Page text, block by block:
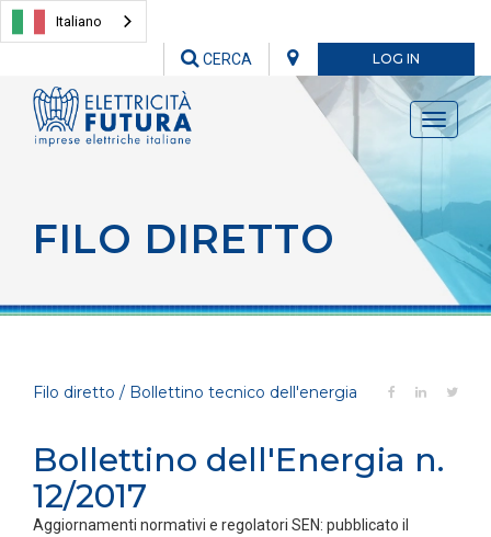
Italiano
LOG IN
CERCA
Toggle
FILO DIRETTO
Filo diretto / Bollettino tecnico dell'energia
Bollettino dell'Energia n.
12/2017
Aggiornamenti normativi e regolatori SEN: pubblicato il